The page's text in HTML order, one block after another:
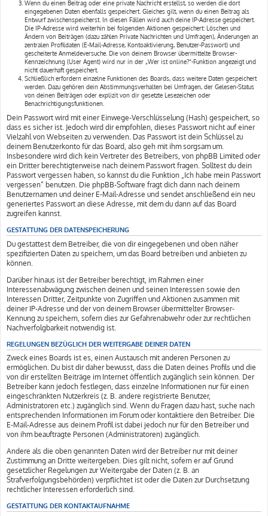
Wenn du einen Beitrag oder eine private Nachricht erstellst, so werden die dort
eingegebenen Daten ebenfalls gespeichert. Gleiches gilt, wenn du einen Beitrag als
Entwurf zwischenspeicherst. In diesen Fällen wird auch deine IP-Adresse gespeichert.
Die IP-Adresse wird weiterhin bei folgenden Aktionen gespeichert: Löschen und
Ändern von Beiträgen (dazu zählen Private Nachrichten und Umfragen), Änderungen an
zentralen Profildaten (E-Mail-Adresse, Kontoaktivierung, Benutzer-Passwort) und
gescheiterte Anmeldeversuche. Die von deinem Browser übermittelte Browser-
Kennzeichnung (User Agent) wird nur in der „Wer ist online?“-Funktion angezeigt und
nicht dauerhaft gespeichert.
Schließlich erfordern einzelne Funktionen des Boards, dass weitere Daten gespeichert
werden. Dazu gehören dein Abstimmungsverhalten bei Umfragen, der Gelesen-Status
von deinen Beiträgen oder explizit von dir gesetzte Lesezeichen oder
Benachrichtigungsfunktionen.
Dein Passwort wird mit einer Einwege-Verschlüsselung (Hash) gespeichert, so
dass es sicher ist. Jedoch wird dir empfohlen, dieses Passwort nicht auf einer
Vielzahl von Webseiten zu verwenden. Das Passwort ist dein Schlüssel zu
deinem Benutzerkonto für das Board, also geh mit ihm sorgsam um.
Insbesondere wird dich kein Vertreter des Betreibers, von phpBB Limited oder
ein Dritter berechtigterweise nach deinem Passwort fragen. Solltest du dein
Passwort vergessen haben, so kannst du die Funktion „Ich habe mein Passwort
vergessen“ benutzen. Die phpBB-Software fragt dich dann nach deinem
Benutzernamen und deiner E-Mail-Adresse und sendet anschließend ein neu
generiertes Passwort an diese Adresse, mit dem du dann auf das Board
zugreifen kannst.
GESTATTUNG DER DATENSPEICHERUNG
Du gestattest dem Betreiber, die von dir eingegebenen und oben näher
spezifizierten Daten zu speichern, um das Board betreiben und anbieten zu
können.
Darüber hinaus ist der Betreiber berechtigt, im Rahmen einer
Interessenabwägung zwischen deinen und seinen Interessen sowie den
Interessen Dritter, Zeitpunkte von Zugriffen und Aktionen zusammen mit
deiner IP-Adresse und der von deinem Browser übermittelter Browser-
Kennung zu speichern, sofern dies zur Gefahrenabwehr oder zur rechtlichen
Nachverfolgbarkeit notwendig ist.
REGELUNGEN BEZÜGLICH DER WEITERGABE DEINER DATEN
Zweck eines Boards ist es, einen Austausch mit anderen Personen zu
ermöglichen. Du bist dir daher bewusst, dass die Daten deines Profils und die
von dir erstellten Beiträge im Internet öffentlich zugänglich sein können. Der
Betreiber kann jedoch festlegen, dass einzelne Informationen nur für einen
eingeschränkten Nutzerkreis (z. B. andere registrierte Benutzer,
Administratoren etc.) zugänglich sind. Wenn du Fragen dazu hast, suche nach
entsprechenden Informationen im Forum oder kontaktiere den Betreiber. Die
E-Mail-Adresse aus deinem Profil ist dabei jedoch nur für den Betreiber und
von ihm beauftragte Personen (Administratoren) zugänglich.
Andere als die oben genannten Daten wird der Betreiber nur mit deiner
Zustimmung an Dritte weitergeben. Dies gilt nicht, sofern er auf Grund
gesetzlicher Regelungen zur Weitergabe der Daten (z. B. an
Strafverfolgungsbehörden) verpflichtet ist oder die Daten zur Durchsetzung
rechtlicher Interessen erforderlich sind.
GESTATTUNG DER KONTAKTAUFNAHME